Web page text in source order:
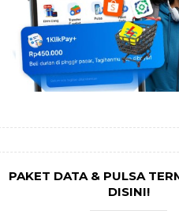
PAKET DATA & PULSA
DISINI!